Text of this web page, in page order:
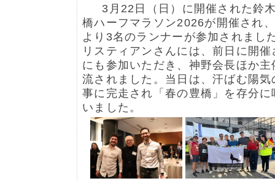
3月22日（日）に開催された鈴
橋ハーフマラソン2026が開催され
より3名のランナーが参加されまし
リスティアンさんには、前日に開
にも参加いただき、神野会長ほか
流されました。当日は、汗ばむ陽
事に完走され「春の豊橋」を存分
いました。